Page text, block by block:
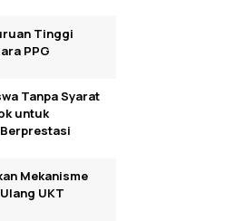
Tinggi
PPG
Tanpa Syarat
untuk
Mekanisme
UKT